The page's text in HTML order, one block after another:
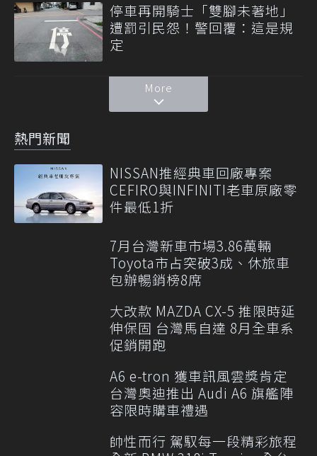
停車再開騎士「雙腳未著地」
遭罰引民怨！警回覆：這是規
定
More
熱門新聞
NISSAN推經典車回廠專案
CEFIRO與INFINITI老車原廠零
件最低1折
7月台灣新車市場3.86萬輛
Toyota市占突破3成、休旅車
包辦暢銷榜8席
大改款 MAZDA CX-5 推限時延
伸保固 台灣馬自達 8月全車系
促銷開跑
A6 e-tron 獲車訊風雲獎肯定
台灣奧迪推出 Audi A6 旗艦陣
容限時購車禮遇
帥性而行 駕馭每一段精彩旅程